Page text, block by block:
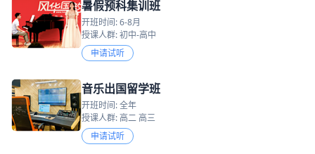
暑假预科集训班
开班时间: 6-8月
授课人群: 初中-高中
申请试听
音乐出国留学班
开班时间: 全年
授课人群: 高二 高三
申请试听